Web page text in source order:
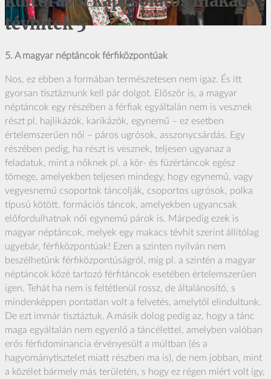
tévhitek 5
5. A magyar néptáncok férfiközpontúak
Nos, ez ebben a formában természetesen nem igaz. És itt
gyorsan tisztáznunk kell pár dolgot. Először is, a magyar
néptáncok egy részében a férfiak egyáltalán nem is vesznek
részt pl. hajlikázók, karikázók, egynemű – ez esetben
értelemszerűen női – páros ugrósok, asszonycsárdás. Egy
részében pedig, ha részt is vesznek, teljesen ugyanaz a
feladatuk, mint a nőknek pl. a kör- és füzértáncok egész
tömege, amelyekben teljesen mindegy, hogy egynemű, vagy
vegyesnemű csoportok táncolják, csoportos ugrósok, polka
típusú kötött, formációs táncok, amelyekben ugyancsak
előfordulhatnak női egynemű párok is. Márpedig ezek is
magyar néptáncok, melyek egy makacs tévhit szerint állítólag
ugyebár, férfiközpontúak! Ezen a szinten nyilván nem
beszélhetünk férfiközpontúságról, míg pl. a szintén a magyar
néptáncok közé tartozó férfitáncok esetében értelemszerűen
igen. Tehát ha nem is feltétlenül rossz, de általánosító, s
mindenképpen pontatlan volt a felvetés, amelytől elindultunk.
De ezt immár tisztáztuk. A másik dolog pedig az, hogy a tánc
maga egyáltalán nem egyenlő a táncélettel, amelyben valóban
erős férfidominancia érvényesült a múltban (és a
hagyománytisztelet miatt részben ma is), de nem jobban, mint
a közélet bármely más területén, s hogy ez régen miért volt így,